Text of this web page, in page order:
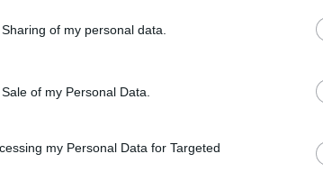
of my personal data.
of my Personal Data.
my Personal Data for Targeted